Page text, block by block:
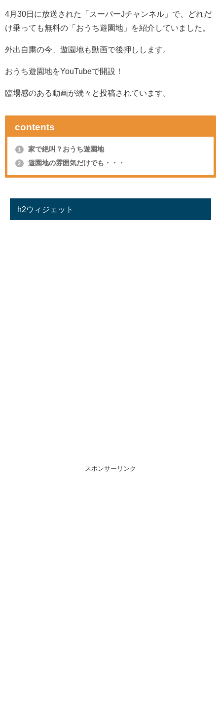
4月30日に放送された「スーパーJチャンネル」で、どれだ
け乗っても無料の「おうち遊園地」を紹介していました。
外出自粛の今、遊園地も動画で後押しします。
おうち遊園地をYouTubeで開設！
臨場感のある動画が続々と投稿されています。
contents
1 家で絶叫？おうち遊園地
2 遊園地の雰囲気だけでも・・・
h2ウィジェット
スポンサーリンク